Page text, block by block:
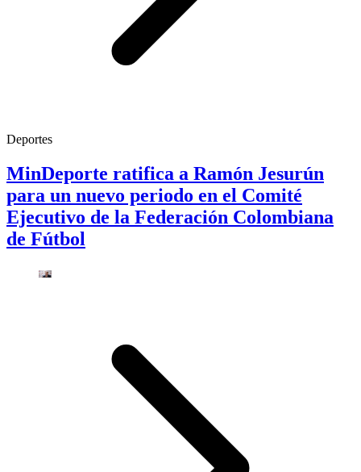
Deportes
MinDeporte ratifica a Ramón Jesurún
para un nuevo periodo en el Comité
Ejecutivo de la Federación Colombiana
de Fútbol